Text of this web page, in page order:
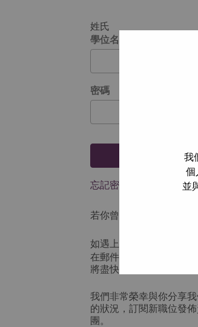
我
個
並
姓氏
學位名稱
密碼
登入
忘記密碼了？
若你曾使用你的電子郵
如遇上登入問題，或無
在郵件的主題寫上
將盡快與你聯絡。
我們非常榮幸與你分享
的狀況，訂閱新職位發
團。